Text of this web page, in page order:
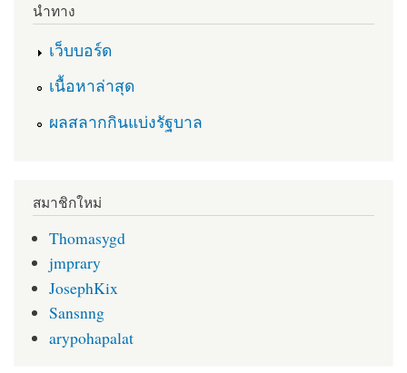
นำทาง
เว็บบอร์ด
เนื้อหาล่าสุด
ผลสลากกินแบ่งรัฐบาล
สมาชิกใหม่
Thomasygd
jmprary
JosephKix
Sansnng
arypohapalat